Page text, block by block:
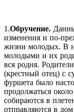
1.Обручение.
изменения и по-
жизни молодых. В
молодыми и их
вся родня.
(крестный отец) с
фуршета было
продолжаться
собираются в
отправляются в